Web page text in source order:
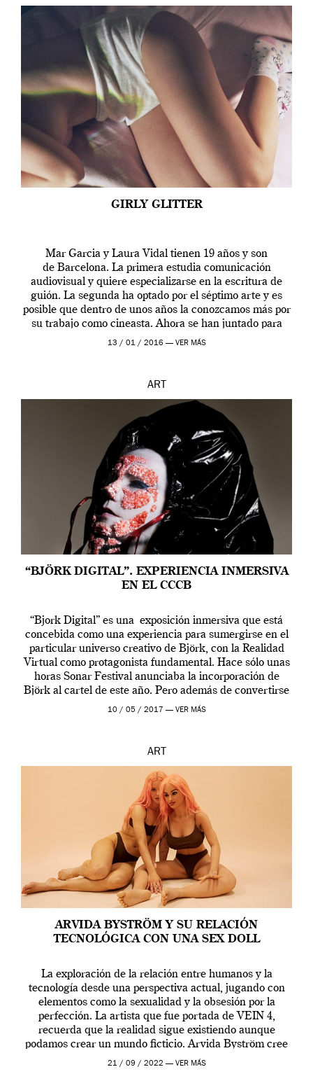
GIRLY GLITTER
Mar Garcia y Laura Vidal tienen 19 años y son
de Barcelona. La primera estudia comunicación
audiovisual y quiere especializarse en la escritura de
guión. La segunda ha optado por el séptimo arte y es
posible que dentro de unos años la conozcamos más por
su trabajo como cineasta. Ahora se han juntado para
contarnos una […]
13 / 01 / 2016 — VER MÁS
ART
“BJÖRK DIGITAL”. EXPERIENCIA INMERSIVA
EN EL CCCB
“Bjork Digital” es una exposición inmersiva que está
concebida como una experiencia para sumergirse en el
particular universo creativo de Björk, con la Realidad
Virtual como protagonista fundamental. Hace sólo unas
horas Sonar Festival anunciaba la incorporación de
Björk al cartel de este año. Pero además de convertirse
en una de las actuaciones más relevantes […]
10 / 05 / 2017 — VER MÁS
ART
ARVIDA BYSTRÖM Y SU RELACIÓN
TECNOLÓGICA CON UNA SEX DOLL
La exploración de la relación entre humanos y la
tecnología desde una perspectiva actual, jugando con
elementos como la sexualidad y la obsesión por la
perfección. La artista que fue portada de VEIN 4,
recuerda que la realidad sigue existiendo aunque
podamos crear un mundo ficticio. Arvida Byström cree
que los humanos tienen un complejo […]
21 / 09 / 2022 — VER MÁS